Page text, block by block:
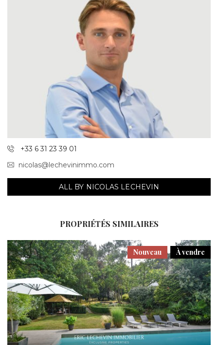
+33 6 31 23 39 01
nicolas@lechevinimmo.com
ALL BY NICOLAS LECHEVIN
PROPRIÉTÉS SIMILAIRES
À vendre
Nouveau